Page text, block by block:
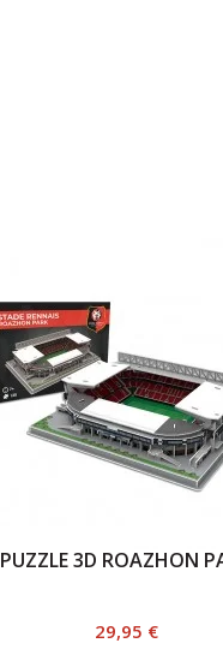
PUZZLE 3D ROAZHON
Prix
29,95 €